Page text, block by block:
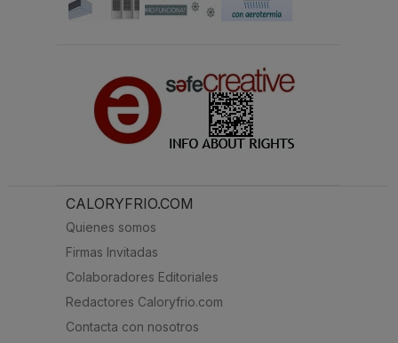
CALORYFRIO.COM
Quienes somos
Firmas Invitadas
Colaboradores Editoriales
Redactores Caloryfrio.com
Contacta con nosotros